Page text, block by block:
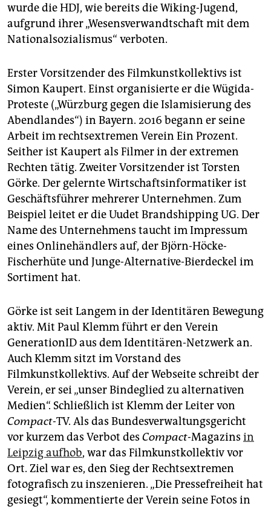
wurde die HDJ, wie bereits die Wiking-Jugend,
aufgrund ihrer „Wesensverwandtschaft mit dem
Nationalsozialismus“ verboten.
Erster Vorsitzender des Filmkunstkollektivs ist
Simon Kaupert. Einst organisierte er die Wügida-
Proteste („Würzburg gegen die Islamisierung des
Abendlandes“) in Bayern. 2016 begann er seine
Arbeit im rechtsextremen Verein Ein Prozent.
Seither ist Kaupert als Filmer in der extremen
Rechten tätig. Zweiter Vorsitzender ist Torsten
Görke. Der gelernte Wirtschaftsinformatiker ist
Geschäftsführer mehrerer Unternehmen. Zum
Beispiel leitet er die Uudet Brandshipping UG. Der
Name des Unternehmens taucht im Impressum
eines Online­händlers auf, der Björn-Höcke-
Fischerhüte und Junge-Alternative-Bierdeckel im
Sortiment hat.
Görke ist seit Langem in der Identitären Bewegung
aktiv. Mit Paul Klemm führt er den Verein
GenerationID aus dem Identitären-Netzwerk an.
Auch Klemm sitzt im Vorstand des
Filmkunstkollektivs. Auf der Webseite schreibt der
Verein, er sei „unser Bindeglied zu alternativen
Medien“. Schließlich ist Klemm der Leiter von
Compact-TV. Als das Bundesverwaltungsgericht
vor kurzem das Verbot des Compact-Magazins in
Leipzig aufhob, war das Filmkunstkollektiv vor
Ort. Ziel war es, den Sieg der Rechtsextremen
fotografisch zu inszenieren. „Die Pressefreiheit hat
gesiegt“, kommentierte der Verein seine Fotos in